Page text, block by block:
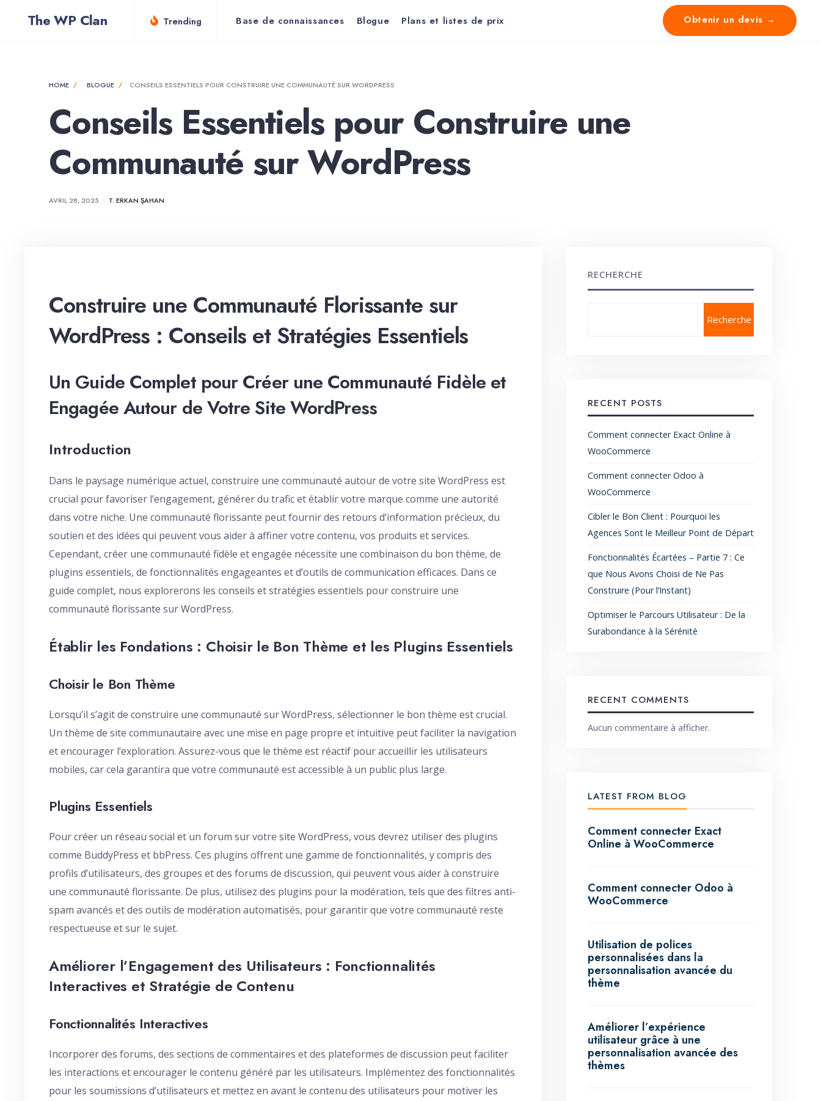
The WP Clan Trending Base de connaissances Blogue Plans et listes de prix Obtenir un devis →
HOME BLOGUE CONSEILS ESSENTIELS POUR CONSTRUIRE UNE COMMUNAUTÉ SUR WORDPRESS
Conseils Essentiels pour Construire une
Communauté sur WordPress
AVRIL 28, 2025 • T. ERKAN ŞAHAN
Construire une Communauté Florissante sur
WordPress : Conseils et Stratégies Essentiels
Un Guide Complet pour Créer une Communauté Fidèle et
Engagée Autour de Votre Site WordPress
Introduction
Dans le paysage numérique actuel, construire une communauté autour de votre site WordPress est
crucial pour favoriser l’engagement, générer du trafic et établir votre marque comme une autorité
dans votre niche. Une communauté florissante peut fournir des retours d’information précieux, du
soutien et des idées qui peuvent vous aider à affiner votre contenu, vos produits et services.
Cependant, créer une communauté fidèle et engagée nécessite une combinaison du bon thème, de
plugins essentiels, de fonctionnalités engageantes et d’outils de communication efficaces. Dans ce
guide complet, nous explorerons les conseils et stratégies essentiels pour construire une
communauté florissante sur WordPress.
Établir les Fondations : Choisir le Bon Thème et les Plugins Essentiels
Choisir le Bon Thème
Lorsqu’il s’agit de construire une communauté sur WordPress, sélectionner le bon thème est crucial.
Un thème de site communautaire avec une mise en page propre et intuitive peut faciliter la navigation
et encourager l’exploration. Assurez-vous que le thème est réactif pour accueillir les utilisateurs
mobiles, car cela garantira que votre communauté est accessible à un public plus large.
Plugins Essentiels
Pour créer un réseau social et un forum sur votre site WordPress, vous devrez utiliser des plugins
comme BuddyPress et bbPress. Ces plugins offrent une gamme de fonctionnalités, y compris des
profils d’utilisateurs, des groupes et des forums de discussion, qui peuvent vous aider à construire
une communauté florissante. De plus, utilisez des plugins pour la modération, tels que des filtres anti-
spam avancés et des outils de modération automatisés, pour garantir que votre communauté reste
respectueuse et sur le sujet.
Améliorer l’Engagement des Utilisateurs : Fonctionnalités
Interactives et Stratégie de Contenu
Fonctionnalités Interactives
Incorporer des forums, des sections de commentaires et des plateformes de discussion peut faciliter
les interactions et encourager le contenu généré par les utilisateurs. Implémentez des fonctionnalités
pour les soumissions d’utilisateurs et mettez en avant le contenu des utilisateurs pour motiver les
RECHERCHE
Recherche
RECENT POSTS
Comment connecter Exact Online à
WooCommerce
Comment connecter Odoo à
WooCommerce
Cibler le Bon Client : Pourquoi les
Agences Sont le Meilleur Point de Départ
Fonctionnalités Écartées – Partie 7 : Ce
que Nous Avons Choisi de Ne Pas
Construire (Pour l’Instant)
Optimiser le Parcours Utilisateur : De la
Surabondance à la Sérénité
RECENT COMMENTS
Aucun commentaire à afficher.
LATEST FROM BLOG
Comment connecter Exact
Online à WooCommerce
Comment connecter Odoo à
WooCommerce
Utilisation de polices
personnalisées dans la
personnalisation avancée du
thème
Améliorer l’expérience
utilisateur grâce à une
personnalisation avancée des
thèmes